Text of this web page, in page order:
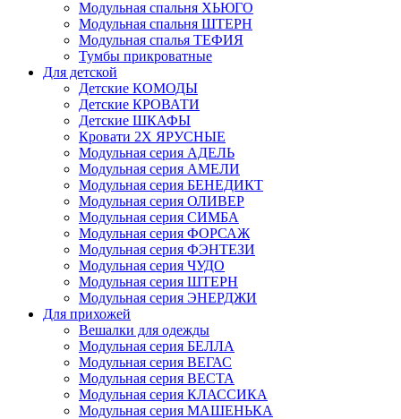
Модульная спальня ХЬЮГО
Модульная спальня ШТЕРН
Модульная спалья ТЕФИЯ
Тумбы прикроватные
Для детской
Детские КОМОДЫ
Детские КРОВАТИ
Детские ШКАФЫ
Кровати 2Х ЯРУСНЫЕ
Модульная серия АДЕЛЬ
Модульная серия АМЕЛИ
Модульная серия БЕНЕДИКТ
Модульная серия ОЛИВЕР
Модульная серия СИМБА
Модульная серия ФОРСАЖ
Модульная серия ФЭНТЕЗИ
Модульная серия ЧУДО
Модульная серия ШТЕРН
Модульная серия ЭНЕРДЖИ
Для прихожей
Вешалки для одежды
Модульная серия БЕЛЛА
Модульная серия ВЕГАС
Модульная серия ВЕСТА
Модульная серия КЛАССИКА
Модульная серия МАШЕНЬКА